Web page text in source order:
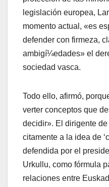
legislación europea,
momento actual, «es
defender con firmeza,
ambigí¼edades» el
sociedad vasca.
Todo ello, afirmó,
verter conceptos que
decidir». El dirigente
citamente a la idea de
defendida por el
Urkullu, como fórmula
relaciones entre